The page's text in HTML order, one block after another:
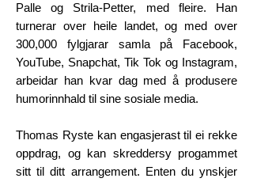
Palle og Strila-Petter, med fleire. Han
turnerar over heile landet, og med over
300,000 fylgjarar samla på Facebook,
YouTube, Snapchat, Tik Tok og Instagram,
arbeidar han kvar dag med å produsere
humorinnhald til sine sosiale media.
Thomas Ryste kan engasjerast til ei rekke
oppdrag, og kan skreddersy progammet
sitt til ditt arrangement. Enten du ynskjer